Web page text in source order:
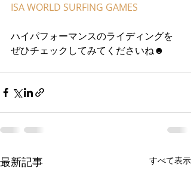
ISA WORLD SURFING GAMES
ハイパフォーマンスのライディングを
ぜひチェックしてみてくださいね☻
最新記事 すべて表示